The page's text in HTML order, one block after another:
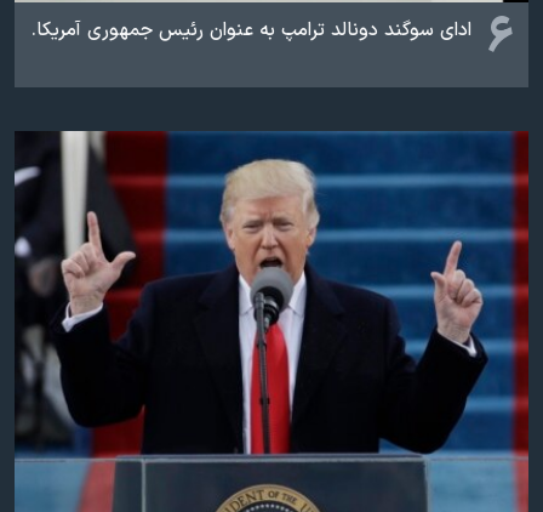
۶ ادای سوگند دونالد ترامپ به عنوان رئیس جمهوری آمریکا.